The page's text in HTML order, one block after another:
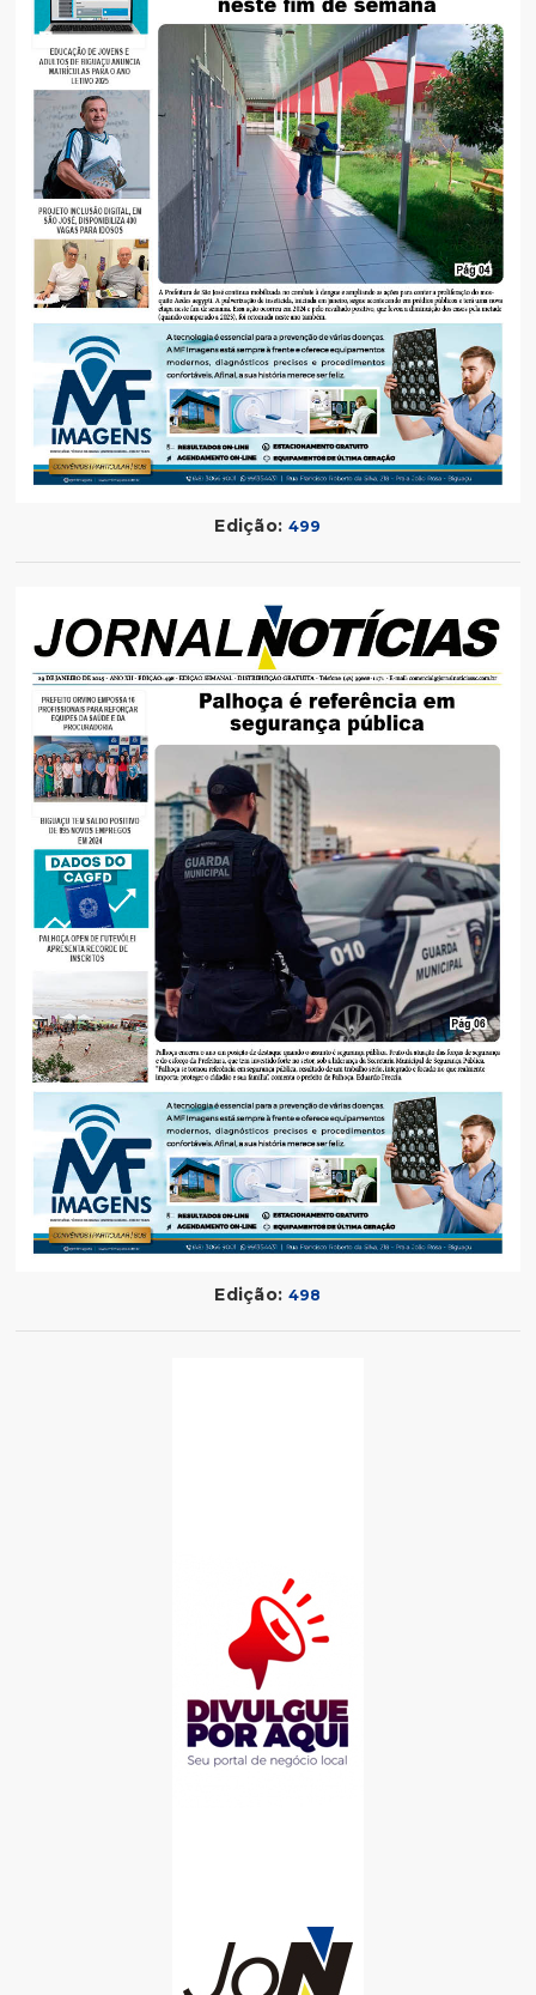
Edição: 499
Edição: 498